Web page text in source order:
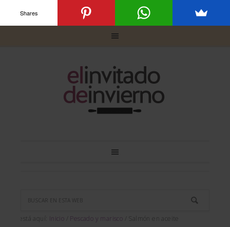
Usted está aquí: Inicio Pescado y marisco Salmón en aceite
Shares